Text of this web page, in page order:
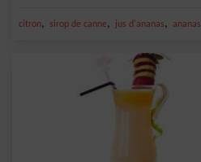
citron, sirop de canne, jus d'ananas, ananas